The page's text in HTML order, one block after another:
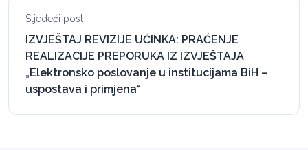
Sljedeći post
IZVJEŠTAJ REVIZIJE UČINKA: PRAĆENJE
REALIZACIJE PREPORUKA IZ IZVJEŠTAJA
„Elektronsko poslovanje u institucijama BiH –
uspostava i primjena“